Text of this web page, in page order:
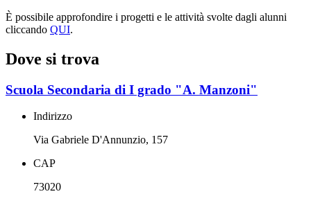
È possibile approfondire i progetti e le attività svolte dagli alunni
cliccando QUI.
Dove si trova
Scuola Secondaria di I grado "A. Manzoni"
Indirizzo
Via Gabriele D'Annunzio, 157
CAP
73020